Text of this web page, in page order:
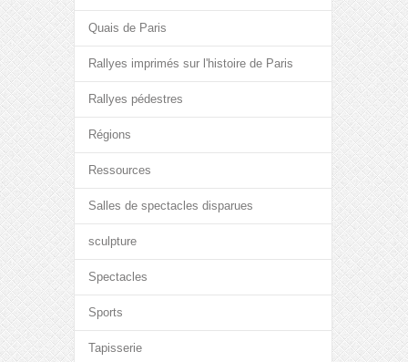
Quais de Paris
Rallyes imprimés sur l'histoire de Paris
Rallyes pédestres
Régions
Ressources
Salles de spectacles disparues
sculpture
Spectacles
Sports
Tapisserie